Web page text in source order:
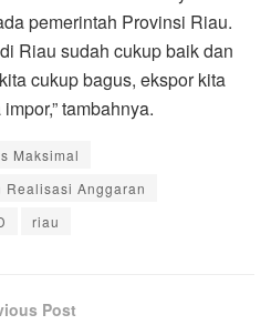
pemerintah Provinsi Riau.
Riau sudah cukup baik dan
cukup bagus, ekspor kita
tambahnya.
Maksimal
Realisasi Anggaran
riau
Post